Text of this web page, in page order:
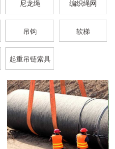
尼龙绳 编织绳网
吊钩 软梯
起重吊链索具